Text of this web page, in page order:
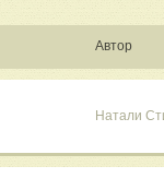
Автор
Натали